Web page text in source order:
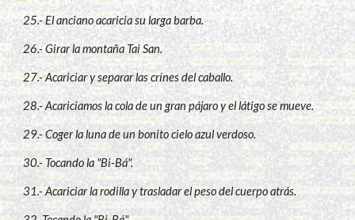
25.- El anciano acaricia su larga barba.
26.- Girar la montaña Tai San.
27.- Acariciar y separar las crínes del caballo.
28.- Acariciamos la cola de un gran pájaro y el látigo se mueve.
29.- Coger la luna de un bonito cielo azul verdoso.
30.- Tocando la "Bi-Bá".
31.- Acariciar la rodilla y trasladar el peso del cuerpo atrás.